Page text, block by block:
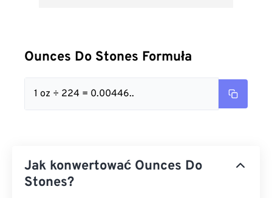
Ounces Do Stones Formuła
1 oz ÷ 224 = 0.00446..
Jak konwertować Ounces Do
Stones?